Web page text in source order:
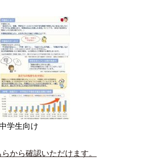
学生向け
から確認いただけます。